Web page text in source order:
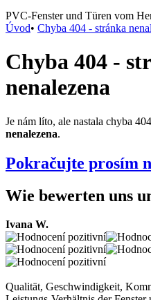
PVC-Fenster und Türen vom
Úvod• Chyba 404 - stránka
Chyba 404 -
nenalezena
Je nám líto, ale nastala chyba
nenalezena.
Pokračujte prosím
Wie bewerten uns
Ivana W.
Qualität, Geschwindigkeit,